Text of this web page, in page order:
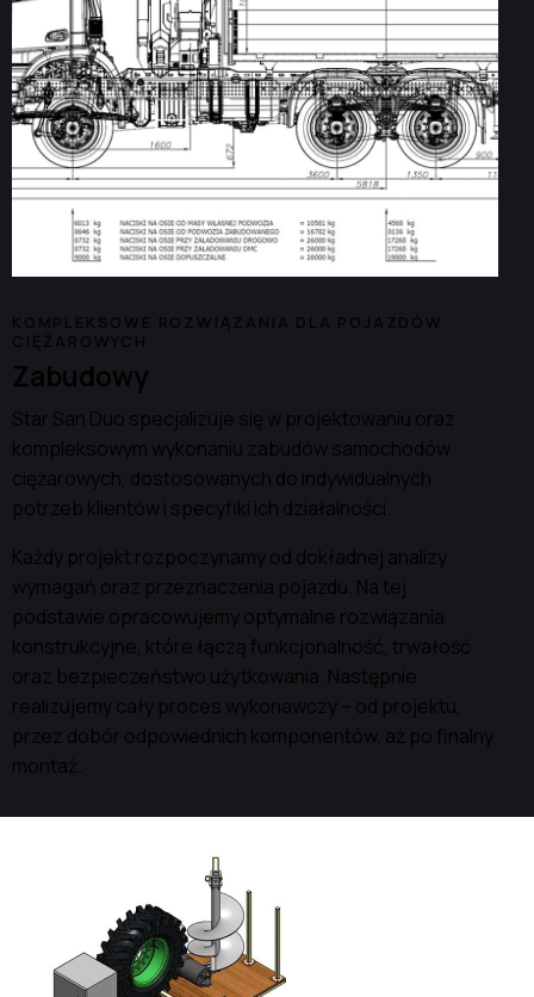
KOMPLEKSOWE ROZWIĄZANIA DLA POJAZDÓW
CIĘŻAROWYCH
Zabudowy
Star San Duo specjalizuje się w projektowaniu oraz
kompleksowym wykonaniu zabudów samochodów
ciężarowych, dostosowanych do indywidualnych
potrzeb klientów i specyfiki ich działalności.
Każdy projekt rozpoczynamy od dokładnej analizy
wymagań oraz przeznaczenia pojazdu. Na tej
podstawie opracowujemy optymalne rozwiązania
konstrukcyjne, które łączą funkcjonalność, trwałość
oraz bezpieczeństwo użytkowania. Następnie
realizujemy cały proces wykonawczy – od projektu,
przez dobór odpowiednich komponentów, aż po finalny
montaż.